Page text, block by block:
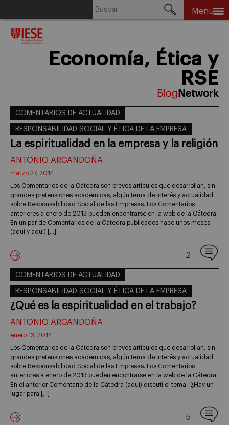
Menu
Economía, Ética y
RSE
COMENTARIOS DE ACTUALIDAD
RESPONSABILIDAD SOCIAL Y ÉTICA DE LA EMPRESA
La espiritualidad en la empresa y la religión
ANTONIO ARGANDOÑA
marzo 27, 2014
Los Comentarios de la Cátedra son breves artículos que desarrollan, sin
grandes pretensiones académicas, algún tema de interés y actualidad
sobre Responsabilidad Social de las Empresas. Los Comentarios
anteriores a enero de 2013 pueden encontrarse en la web de la Cátedra.
En un par de Comentarios de la Cátedra publicados hace unos meses
(aquí y aquí) […]
2
COMENTARIOS DE ACTUALIDAD
RESPONSABILIDAD SOCIAL Y ÉTICA DE LA EMPRESA
¿Qué es la espiritualidad en el trabajo?
ANTONIO ARGANDOÑA
enero 13, 2014
Los Comentarios de la Cátedra son breves artículos que desarrollan, sin
grandes pretensiones académicas, algún tema de interés y actualidad
sobre Responsabilidad Social de las Empresas. Los Comentarios
anteriores a enero de 2013 pueden encontrarse en la web de la Cátedra.
En el anterior Comentario de la Cátedra (aquí) discutí el tema: “¿Hay un
lugar para […]
5